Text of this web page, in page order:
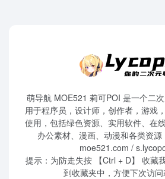
萌导航 MOE521 莉可POI 是一个二
用于程序员，设计师，创作者，游戏
使用，包括绿色资源、实用软件、在
办公素材、漫画、动漫和各类资源
moe521.com /
提示：为防走失按 【Ctrl + D】 收藏
到收藏夹中，方便下次访问